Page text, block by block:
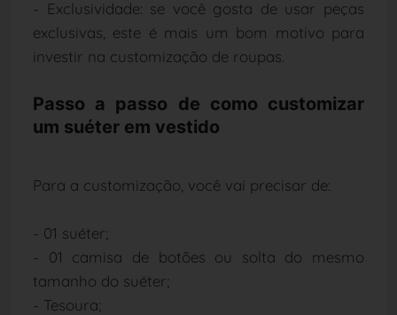
- Exclusividade: se você gosta de usar peças
exclusivas, este é mais um bom motivo para
investir na customização de roupas.
Passo a passo de como customizar
um suéter em vestido
Para a customização, você vai precisar de:
- 01 suéter;
- 01 camisa de botões ou solta do mesmo
tamanho do suéter;
- Tesoura;